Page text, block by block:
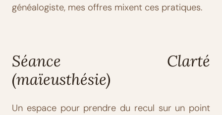
généalogiste, mes offres mixent ces pratiques.
Séance Clarté
(maïeusthésie)
Un espace pour prendre du recul sur un point